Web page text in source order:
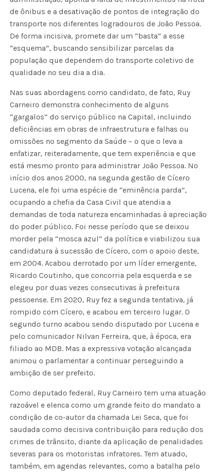
de ônibus e a desativação de pontos de integração do
transporte nos diferentes logradouros de João Pessoa.
De forma incisiva, promete dar um “basta” a esse
“esquema”, buscando sensibilizar parcelas da
população que dependem do transporte coletivo de
qualidade no seu dia a dia.
Nas suas abordagens como candidato, de fato, Ruy
Carneiro demonstra conhecimento de alguns
“gargalos” do serviço público na Capital, incluindo
deficiências em obras de infraestrutura e falhas ou
omissões no segmento da Saúde – o que o leva a
enfatizar, reiteradamente, que tem experiência e que
está mesmo pronto para administrar João Pessoa. No
início dos anos 2000, na segunda gestão de Cícero
Lucena, ele foi uma espécie de “eminência parda”,
ocupando a chefia da Casa Civil que atendia a
demandas de toda natureza encaminhadas à apreciação
do poder público. Foi nesse período que se deixou
morder pela “mosca azul” da política e viabilizou sua
candidatura à sucessão de Cícero, com o apoio deste,
em 2004. Acabou derrotado por um líder emergente,
Ricardo Coutinho, que concorria pela esquerda e se
elegeu por duas vezes consecutivas à prefeitura
pessoense. Em 2020, Ruy fez a segunda tentativa, já
rompido com Cícero, e acabou em terceiro lugar. O
segundo turno acabou sendo disputado por Lucena e
pelo comunicador Nilvan Ferreira, que, à época, era
filiado ao MDB. Mas a expressiva votação alcançada
animou o parlamentar a continuar perseguindo a
ambição de ser prefeito.
Como deputado federal, Ruy Carneiro tem uma atuação
razoável e elenca como um grande feito do mandato a
condição de co-autor da chamada Lei Seca, que foi
saudada como decisiva contribuição para redução dos
crimes de trânsito, diante da aplicação de penalidades
severas para os motoristas infratores. Tem atuado,
também, em agendas relevantes, como a batalha pelo